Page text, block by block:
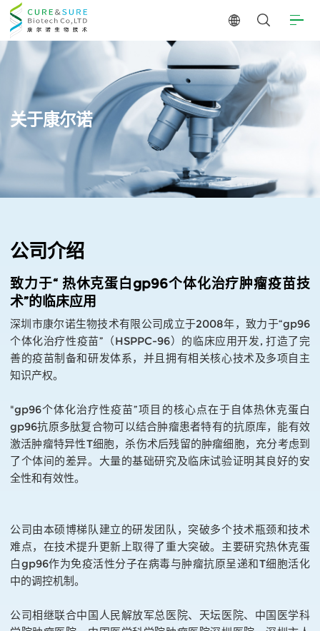
关于康尔诺
公司介绍
致力于“ 热休克蛋白gp96个体化治疗肿瘤疫苗技
术”的临床应用
深圳市康尔诺生物技术有限公司成立于2008年，致力于“gp96
个体化治疗性疫苗”（HSPPC-96）的临床应用开发, 打造了完
善的疫苗制备和研发体系，并且拥有相关核心技术及多项自主
知识产权。
"gp96个体化治疗性疫苗”项目的核心点在于自体热休克蛋白
gp96抗原多肽复合物可以结合肿瘤患者特有的抗原库，能有效
激活肿瘤特异性T细胞，杀伤术后残留的肿瘤细胞，充分考虑到
了个体间的差异。大量的基础研究及临床试验证明其良好的安
全性和有效性。
公司由本硕博梯队建立的研发团队，突破多个技术瓶颈和技术
难点，在技术提升更新上取得了重大突破。主要研究热休克蛋
白gp96作为免疫活性分子在病毒与肿瘤抗原呈递和T细胞活化
中的调控机制。
公司相继联合中国人民解放军总医院、天坛医院、中国医学科